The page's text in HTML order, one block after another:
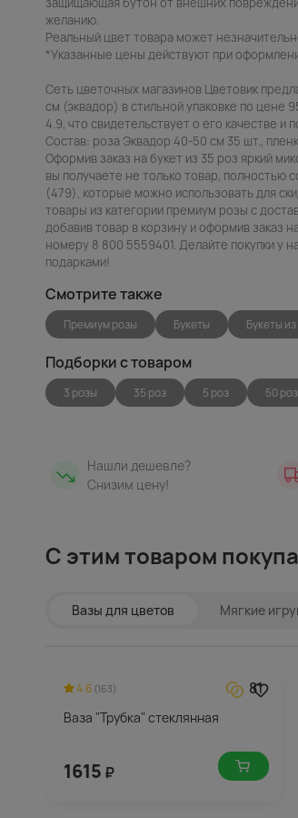
желанию.
Реальный цвет товара может
*Указанные цены действуют при
Сеть цветочных магазинов Цветовик
см (эквадор) в стильной упаковке по цене
4.9, что свидетельствует о его качестве и
Состав: роза Эквадор 40-50 см 35 шт.,
Оформив заказ на букет из 35 роз яркий
вы получаете не только товар,
(479), которые можно использовать для
товары из категории премиум розы с
добавив товар в корзину и оформив заказ
номеру 8 800 5559401. Делайте покупки у
подарками!
Смотрите также
Премиум розы Букеты Букеты
Подборки с товаром
3 розы 35 роз 5 роз 50 роз
Нашли дешевле?
Снизим цену!
С этим товаром
Вазы для цветов Мягкие
4.6 (163) 81
Ваза "Трубка" стеклянная
1615 ₽